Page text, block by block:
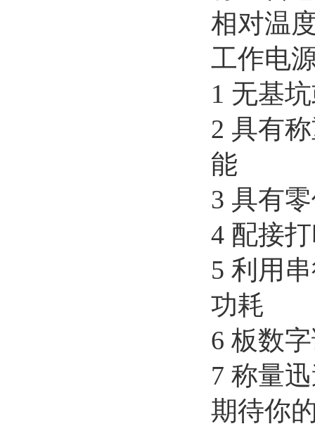
相对温
工作电
1 无
2 具有
能
3 具有
4 配接
5 利用
功
6 板数
7 称量
期待你